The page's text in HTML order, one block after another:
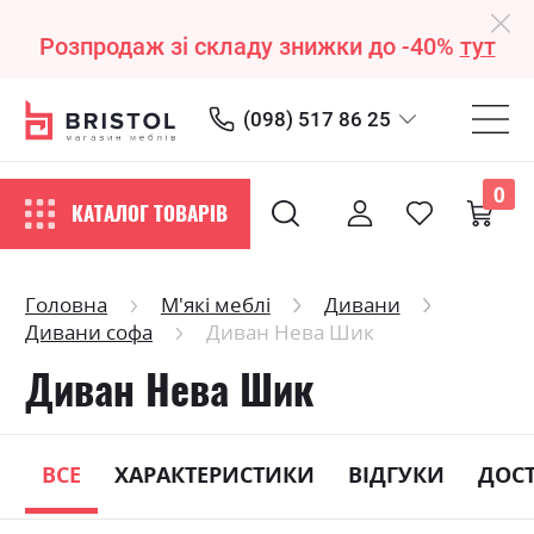
Розпродаж зі складу знижки до -40% тут
(098) 517 86 25
КАТАЛОГ ТОВАРІВ
0
Головна М'які меблі
Дивани
Дивани софа
Диван Нева Шик
Диван Нева Шик
ВСЕ ХАРАКТЕРИСТИКИ ВІДГУКИ